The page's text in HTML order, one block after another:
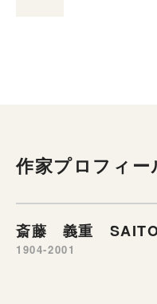
作家プロフィー
斎藤 義重
1904-2001